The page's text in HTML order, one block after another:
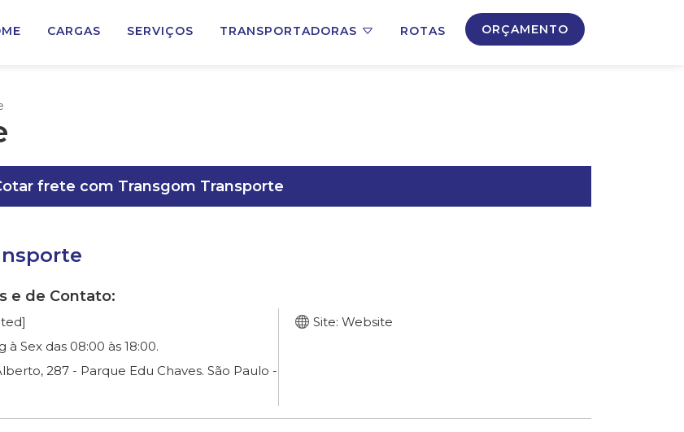
CARGAS SERVIÇOS TRANSPORTADORAS ROTAS ORÇAMENTO
frete com Transgom Transporte
e de Contato:
Sex das 08:00 às 18:00.
287 - Parque Edu Chaves. São Paulo -
Site: Website